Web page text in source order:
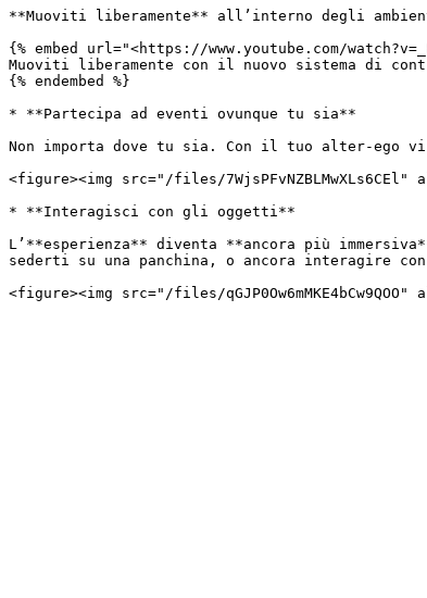
**Muoviti liberamente** all’interno degli
{% embed url="<https://www.youtube.com/
Muoviti liberamente con il nuovo sistema di
{% endembed %}
* **Partecipa ad eventi ovunque tu sia**
Non importa dove tu sia. Con il tuo alter-ego
<figure><img src="/files/
* **Interagisci con gli oggetti**
L’**esperienza** diventa **ancora più
sederti su una panchina, o ancora interagire